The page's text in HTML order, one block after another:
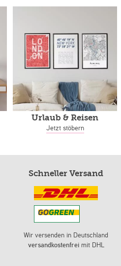
Urlaub & Reisen
Jetzt stöbern
Schneller Versand
Wir versenden in Deutschland
versandkostenfreimit DHL